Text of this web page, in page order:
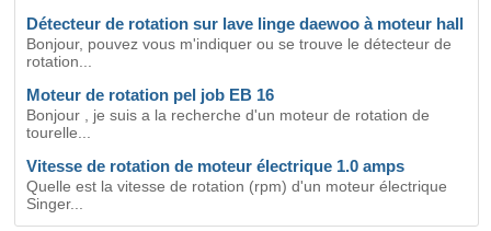
Détecteur de rotation sur lave linge daewoo à moteur hall
Bonjour, pouvez vous m'indiquer ou se trouve le détecteur de
rotation...
Moteur de rotation pel job EB 16
Bonjour , je suis a la recherche d'un moteur de rotation de
tourelle...
Vitesse de rotation de moteur électrique 1.0 amps
Quelle est la vitesse de rotation (rpm) d'un moteur électrique
Singer...